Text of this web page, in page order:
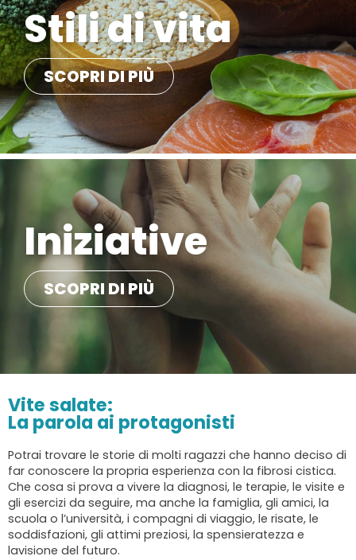
Stili di vita
SCOPRI DI PIÙ
Iniziative
SCOPRI DI PIÙ
Vite salate:
La parola ai protagonisti
Potrai trovare le storie di molti ragazzi che hanno deciso di
far conoscere la propria esperienza con la fibrosi cistica.
Che cosa si prova a vivere la diagnosi, le terapie, le visite e
gli esercizi da seguire, ma anche la famiglia, gli amici, la
scuola o l’università, i compagni di viaggio, le risate, le
soddisfazioni, gli attimi preziosi, la spensieratezza e
lavisione del futuro.